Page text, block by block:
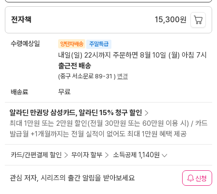
전자책 15,300원
수령예상일 양탄자배송 주말특급
내일(일) 22시까지 주문하면 8월 10일 (월) 아침 7시
출근전 배송
(중구 서소문로 89-31 ) 변경
배송료 무료
알라딘 만권당 삼성카드, 알라딘 15% 청구 할인
최대 1만원 또는 2만원 할인(전월 30만원 또는 60만원 이용 시) / 카드
발급월 +1개월까지는 전월 실적이 없어도 최대 1만원 혜택 제공
카드/간편결제 할인 무이자 할부 소득공제 1,140원
관심 저자, 시리즈의 출간 알림을 받아보세요 신청